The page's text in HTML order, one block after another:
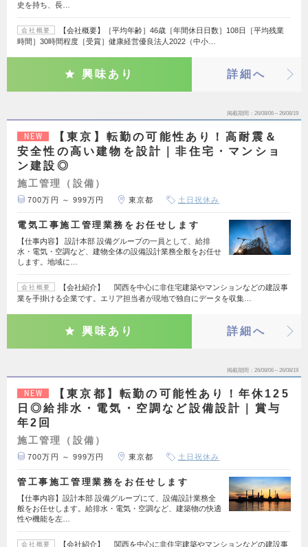
史を持ち、長…
会社概要
【会社概要】［平均年齢］46歳［年間休日日数］108日［平均残業
時間］30時間程度［受賞］健康経営優良法人2022（中小…
興味あり 詳細へ
掲載期間 26/08/06～26/08/19
NEW
【東京】転勤の可能性あり！高耐震＆
安全性の高い建物を設計｜非住宅・マンショ
ン建設◎
施工管理（設備）
700万円 ～ 999万円 東京都 土日祝休み
電気工事施工管理業務をお任せします
【仕事内容】 設計本部 設備グループの一員として、給排
水・電気・空調など、建物全体の設備設計業務全般をお任せ
します。地域に…
会社概要
【会社紹介】 関西を中心に非住宅建築やマンションなどの建設事
業を手掛ける企業です。エリア担当者が現地で独自にデータを収集…
興味あり 詳細へ
掲載期間 26/08/06～26/08/19
NEW
【東京都】転勤の可能性あり！年休125
日◎給排水・電気・空調など設備設計｜賞与
年2回
施工管理（設備）
700万円 ～ 999万円 東京都 土日祝休み
管工事施工管理業務をお任せします
【仕事内容】設計本部 設備グループにて、設備設計業務全
般をお任せします。給排水・電気・空調など、建築物の快適
性や機能を左…
会社概要
【会社紹介】 関西を中心に非住宅建築やマンションなどの建設事